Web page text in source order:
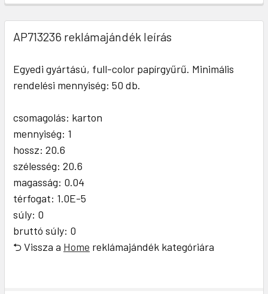
AP713236 reklámajándék leírás
Egyedi gyártású, full-color papírgyűrű. Minimális
rendelési mennyiség: 50 db.
csomagolás: karton
mennyiség: 1
hossz: 20.6
szélesség: 20.6
magasság: 0.04
térfogat: 1.0E-5
súly: 0
bruttó súly: 0
⮌ Vissza a Home reklámajándék kategóriára